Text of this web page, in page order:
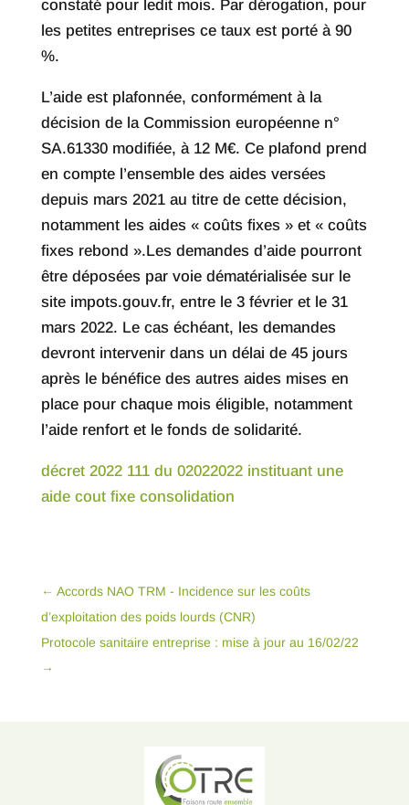
constaté pour ledit mois. Par dérogation, pour
les petites entreprises ce taux est porté à 90
%.
L’aide est plafonnée, conformément à la
décision de la Commission européenne n°
SA.61330 modifiée, à 12 M€. Ce plafond prend
en compte l’ensemble des aides versées
depuis mars 2021 au titre de cette décision,
notamment les aides « coûts fixes » et « coûts
fixes rebond ».Les demandes d’aide pourront
être déposées par voie dématérialisée sur le
site impots.gouv.fr, entre le 3 février et le 31
mars 2022. Le cas échéant, les demandes
devront intervenir dans un délai de 45 jours
après le bénéfice des autres aides mises en
place pour chaque mois éligible, notamment
l’aide renfort et le fonds de solidarité.
décret 2022 111 du 02022022 instituant une
aide cout fixe consolidation
← Accords NAO TRM - Incidence sur les coûts
d’exploitation des poids lourds (CNR)
Protocole sanitaire entreprise : mise à jour au 16/02/22
→